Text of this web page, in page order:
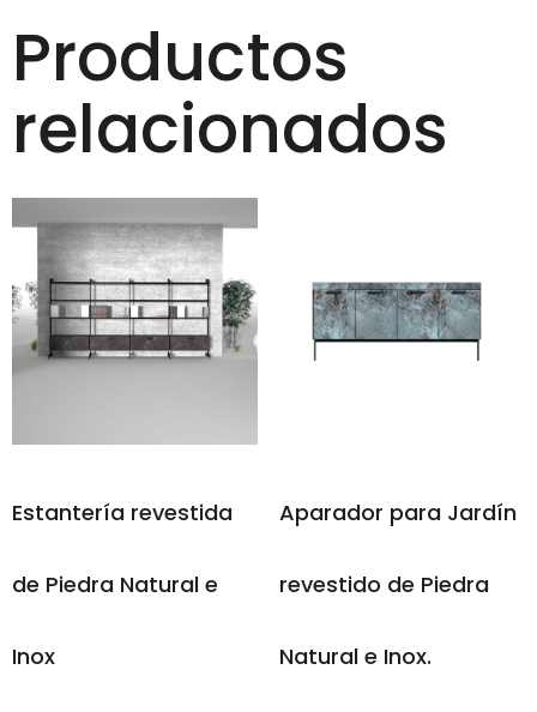
Productos
relacionados
Estantería revestida
de Piedra Natural e
Inox
Aparador para Jardín
revestido de Piedra
Natural e Inox.